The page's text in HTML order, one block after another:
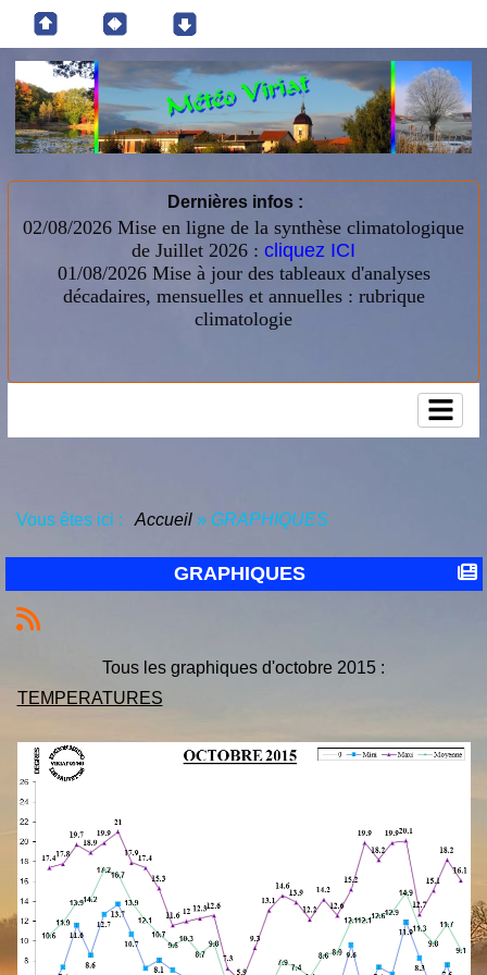
Dernières infos :
02/08/2026 Mise en ligne de la synthèse climatologique
de Juillet 2026 : cliquez ICI
01/08/2026 Mise à jour des tableaux d'analyses
décadaires, mensuelles et annuelles : rubrique
climatologie
Vous êtes ici : Accueil » GRAPHIQUES
GRAPHIQUES
Tous les graphiques d'octobre 2015 :
TEMPERATURES